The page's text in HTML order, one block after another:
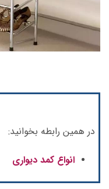
در همین رابطه بخوانید:
انواع کمد دیواری